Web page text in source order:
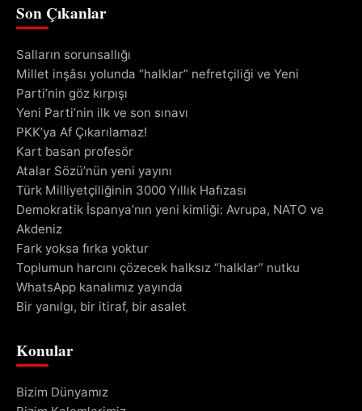
Son Çıkanlar
Salların sorunsallığı
Millet inşâsı yolunda “halklar” nefretçiliği ve Yeni
Parti’nin göz kırpışı
Yeni Parti’nin ilk ve son sınavı
PKK’ya Af Çıkarılamaz!
Kart basan profesör
Atalar Sözü’nün yeni yayını
Türk Milliyetçiliğinin 3000 Yıllık Hafızası
Demokratik İspanya’nın yeni kimliği: Avrupa, NATO ve
Akdeniz
Fark yoksa fırka yoktur
Toplumun harcını çözecek halksız “halklar” nutku
WhatsApp kanalımız yayında
Bir yanılgı, bir itiraf, bir asalet
Konular
Bizim Dünyamız